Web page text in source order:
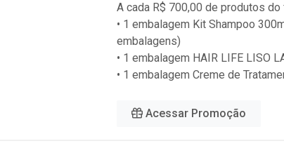
A cada R$ 700,00 de produtos
• 1 embalagem Kit Shampoo
embalagens)
• 1 embalagem HAIR LIFE LISO
• 1 embalagem Creme de
Acessar Promoção